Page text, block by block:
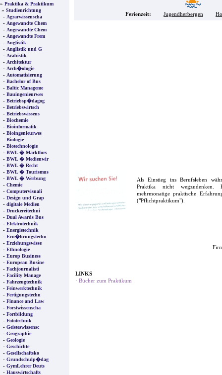
» Praktika & Praktikum
» Studienrichtung
- Agrarwissenscha
- Angewandte Chem
- Angewandte Chem
- Angewandte Frem
- Anglistik
- Anglistik und G
- Arabistik
- Architektur
- Arch�ologie
- Automatisierung
- Bachelor of Bus
- Baltic Manageme
- Bauingenieurwes
- Betriebsp�dagog
- Betriebswirtsch
- Betriebswissens
- Biochemie
- Bioinformatik
- Bioingenieurwes
- Biologie
- Biotechnologie
- BWL � Marktfors
- BWL � Medienwir
- BWL � Recht
- BWL � Tourismus
- BWL � Werbung
- Chemie
- Computervisuali
- Design und Grap
- digitale Medien
- Druckereitechni
- Dual Awards Bus
- Elektrotechnik
- Energietechnik
- Ern�hrungstechn
- Erziehungswisse
- Ethnologie
- Europ Business
- European Busine
- Fachjournalisti
- Facility Manage
- Fahrzeugtechnik
- Feinwerktechnik
- Fertigungstechn
- Finance and Law
- Forstwissenscha
- Fortbildung
- Fototechnik
- Geisteswissensc
- Geographie
- Geologie
- Geschichte
- Gesellschaftsko
- Grundschulp�dag
- GymLehrer Deuts
- Hauswirtschafts
Ferienzeit: Jugendherbergen
Als Einstieg ins Berufsleben
Praktika nicht wegzudenken.
mehrmonatige praktische
("Pflichtpraktikum").
LINKS
· Bücher zum Praktikum